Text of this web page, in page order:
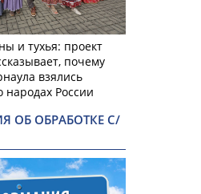
и тухья: проект
почему
взялись
народах России
ОБ ОБРАБОТКЕ С/